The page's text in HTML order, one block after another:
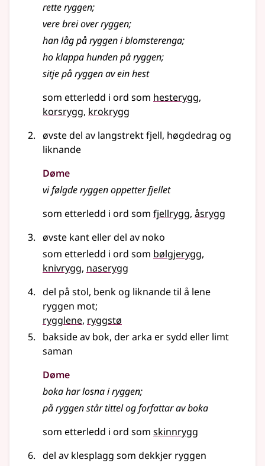
rette ryggen;
vere brei over ryggen;
han låg på ryggen i blomsterenga;
ho klappa hunden på ryggen;
sitje på ryggen av ein hest
som etterledd i ord som hesterygg
korsrygg krokrygg
øvste del av langstrekt fjell, høgdedrag og
liknande
Døme
vi følgde ryggen oppetter fjellet
som etterledd i ord som fjellrygg åsrygg
øvste kant eller del av noko
som etterledd i ord som bølgjerygg
knivrygg naserygg
del på stol, benkog liknandetil å lene
ryggen mot;
rygglene, ryggstø
bakside av bok, der arka er sydd eller limt
saman
Døme
boka har losna i ryggen;
på ryggen står tittel og forfattar av boka
som etterledd i ord som skinnrygg
del av klesplagg som dekkjer ryggen